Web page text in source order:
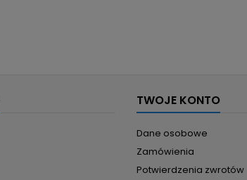
TWOJE KONTO
Dane osobowe
Zamówienia
Potwierdzenia zwrotów